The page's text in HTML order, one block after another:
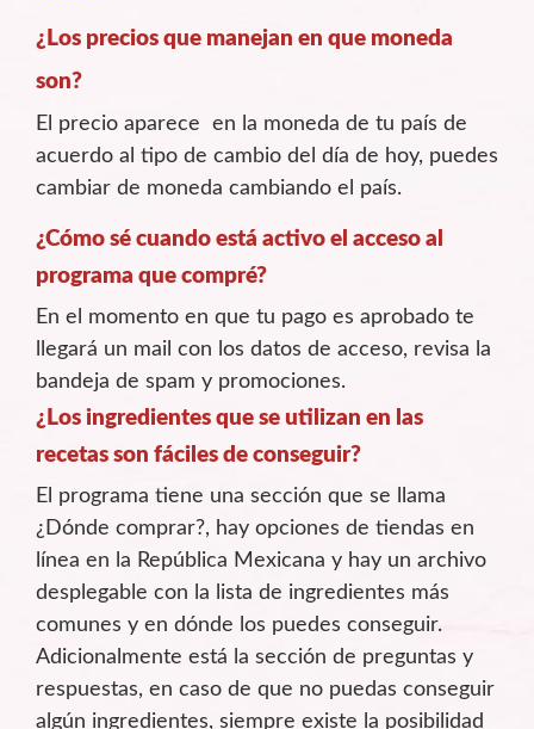
¿Los precios que manejan en que moneda
son?
El precio aparece en la moneda de tu país de
acuerdo al tipo de cambio del día de hoy, puedes
cambiar de moneda cambiando el país.
¿Cómo sé cuando está activo el acceso al
programa que compré?
En el momento en que tu pago es aprobado te
llegará un mail con los datos de acceso, revisa la
bandeja de spam y promociones.
¿Los ingredientes que se utilizan en las
recetas son fáciles de conseguir?
El programa tiene una sección que se llama
¿Dónde comprar?, hay opciones de tiendas en
línea en la República Mexicana y hay un archivo
desplegable con la lista de ingredientes más
comunes y en dónde los puedes conseguir.
Adicionalmente está la sección de preguntas y
respuestas, en caso de que no puedas conseguir
algún ingredientes, siempre existe la posibilidad